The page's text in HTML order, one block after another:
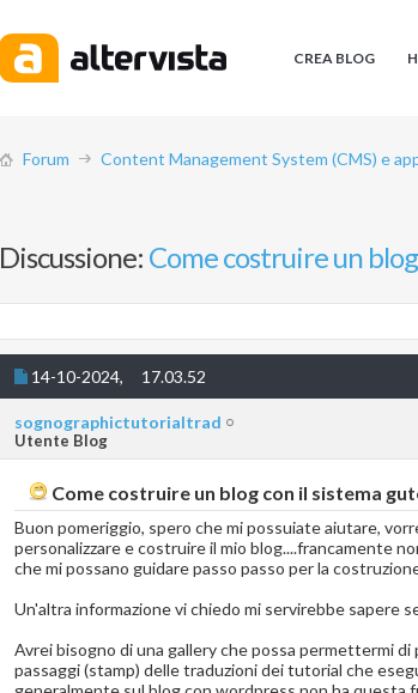
CREA BLOG
Forum Content Management System (CMS) e
Discussione: Come costruire un
14-10-2024, 17.03.52
sognographictutorialtrad
Utente Blog
Come costruire un blog con il sistema
Buon pomeriggio, spero che mi possuiate aiutare,
personalizzare e costruire il mio blog....francamente
che mi possano guidare passo passo per la
Un'altra informazione vi chiedo mi servirebbe sapere
Avrei bisogno di una gallery che possa permettermi
passaggi (stamp) delle traduzioni dei tutorial che